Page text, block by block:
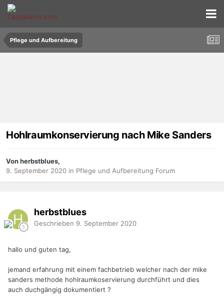
Pflege und Aufbereitung
Hohlraumkonservierung nach Mike Sanders
Von herbstblues,
9. September 2020 in Pflege und Aufbereitung Forum
herbstblues
Geschrieben 9. September 2020
hallo und guten tag,
jemand erfahrung mit einem fachbetrieb welcher nach der mike
sanders methode hohlraumkoservierung durchführt und dies
auch duchgängig dokumentiert ?